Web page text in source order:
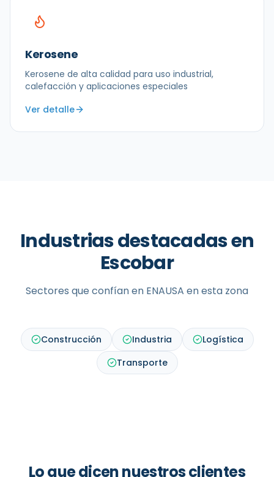
Kerosene
Kerosene de alta calidad para uso industrial,
calefacción y aplicaciones especiales
Ver detalle
Industrias destacadas en
Escobar
Sectores que confían en ENAUSA en esta zona
Construcción Industria
Logística
Transporte
Lo que dicen nuestros clientes